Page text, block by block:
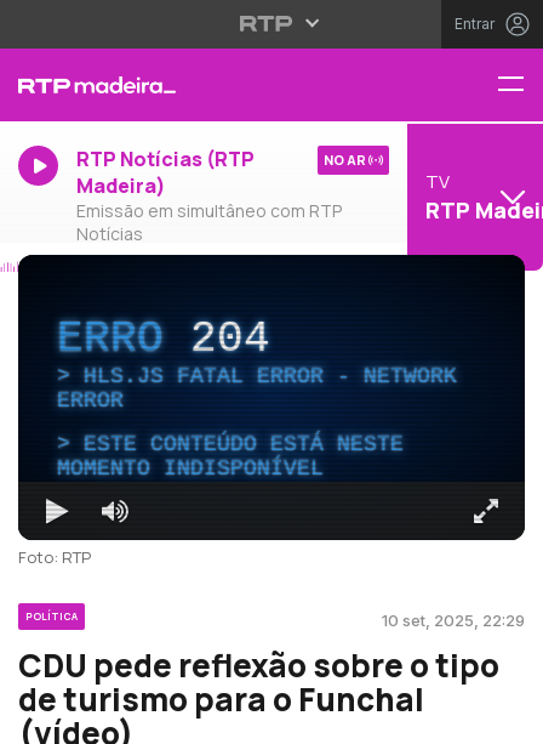
Entrar
RTP Notícias (RTP
Madeira)
Emissão em simultâneo com RTP
Notícias
NO AR
TV
RTP
ERRO204
HLS.JS FATAL ERROR - NETWORK
ERROR
ESTE CONTEÚDO ESTÁ NESTE
MOMENTO INDISPONÍVEL
Foto: RTP
POLÍTICA 10 set, 2025, 22:29
CDU pede reflexão sobre o tipo
de turismo para o Funchal
(vídeo)